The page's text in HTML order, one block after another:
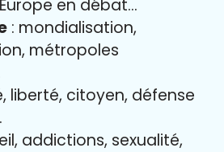
en débat…
: mondialisation,
métropoles
liberté, citoyen, défense
addictions, sexualité,